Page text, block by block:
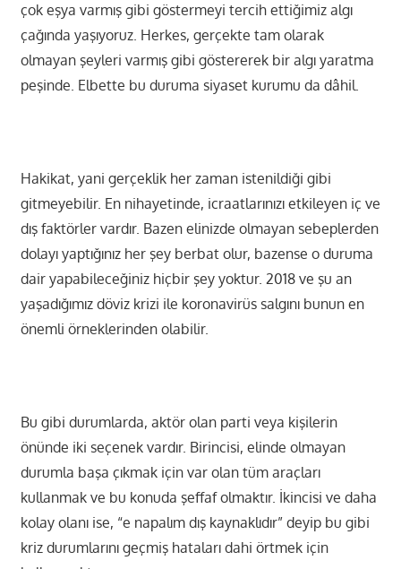
çok eşya varmış gibi göstermeyi tercih ettiğimiz algı
çağında yaşıyoruz. Herkes, gerçekte tam olarak
olmayan şeyleri varmış gibi göstererek bir algı yaratma
peşinde. Elbette bu duruma siyaset kurumu da dâhil.
Hakikat, yani gerçeklik her zaman istenildiği gibi
gitmeyebilir. En nihayetinde, icraatlarınızı etkileyen iç ve
dış faktörler vardır. Bazen elinizde olmayan sebeplerden
dolayı yaptığınız her şey berbat olur, bazense o duruma
dair yapabileceğiniz hiçbir şey yoktur. 2018 ve şu an
yaşadığımız döviz krizi ile koronavirüs salgını bunun en
önemli örneklerinden olabilir.
Bu gibi durumlarda, aktör olan parti veya kişilerin
önünde iki seçenek vardır. Birincisi, elinde olmayan
durumla başa çıkmak için var olan tüm araçları
kullanmak ve bu konuda şeffaf olmaktır. İkincisi ve daha
kolay olanı ise, “e napalım dış kaynaklıdır” deyip bu gibi
kriz durumlarını geçmiş hataları dahi örtmek için